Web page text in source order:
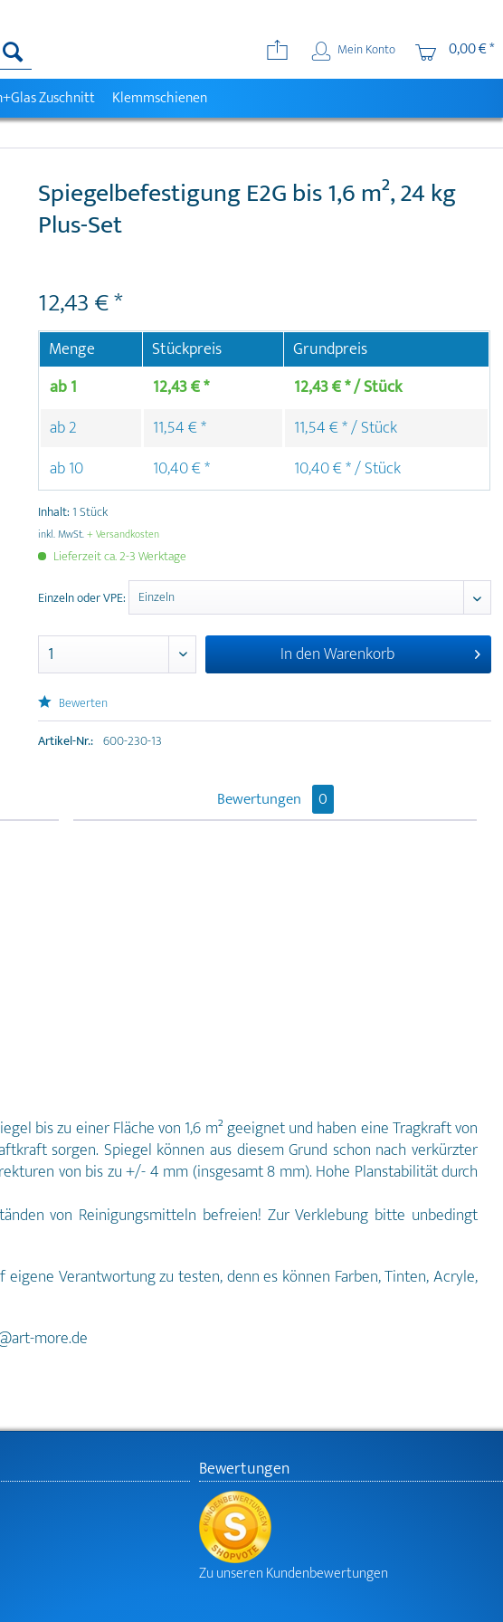
Mein Konto
0,00 € *
Zuschnitt Klemmschienen
Spiegelbefestigung E2G bis 1,6 m², 24 kg
Plus-Set
12,43 € *
Menge Stückpreis
Grundpreis
ab1 12,43 € *
12,43 € * / Stück
ab2 11,54 € *
11,54 € * / Stück
ab10 10,40 € * 10,40 € * / Stück
Inhalt:1 Stück
inkl. MwSt.+ Versandkosten
Lieferzeit ca. 2-3 Werktage
Einzeln oder VPE:
In denWarenkorb
Bewerten
Artikel-Nr.: 600-230-13
Bewertungen 0
bis zu einer Fläche von 1,6 m² geeignet und haben eine Tragkraft von
sorgen. Spiegel können aus diesem Grund schon nach verkürzter
von bis zu +/- 4 mm (insgesamt 8 mm). Hohe Planstabilität durch
von Reinigungsmitteln befreien! Zur Verklebung bitte unbedingt
Verantwortung zu testen, denn es können Farben, Tinten, Acryle,
more.de
Bewertungen
Zu unseren Kundenbewertungen